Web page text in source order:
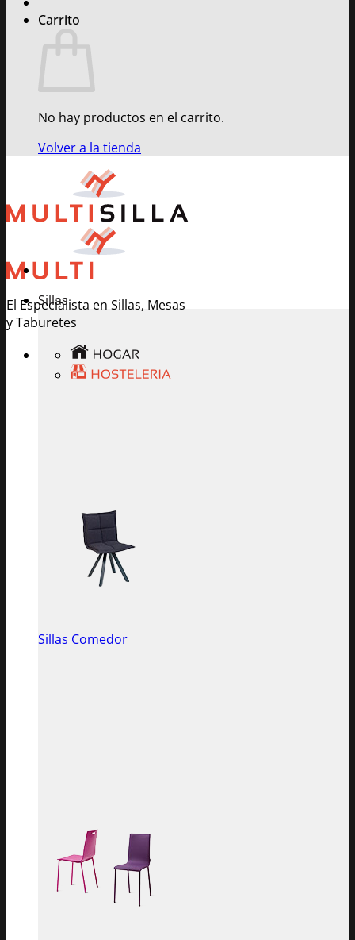
Carrito
No hay productos en el carrito.
Volver a la tienda
El Especialista en Sillas, Mesas
y Taburetes
Sillas
Sillas Comedor